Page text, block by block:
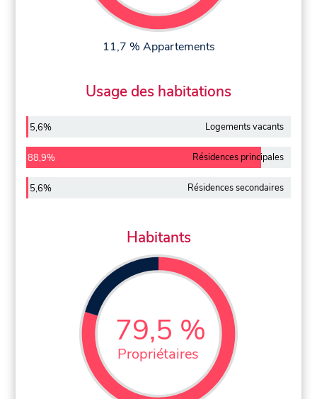
11,7 % Appartements
Usage des habitations
5,6% Logements vacants
88,9% Résidences principales
5,6% Résidences secondaires
Habitants
79,5 %
Propriétaires